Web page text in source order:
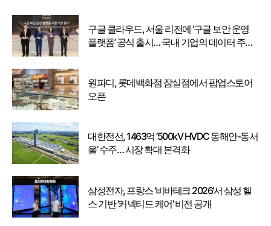
구글 클라우드, 서울 리전에 ‘구글 보안 운영
플랫폼’ 공식 출시… 국내 기업의 데이터 주권
원파디, 롯데백화점 잠실점에서 팝업스토어
오픈
대한전선, 1463억 ‘500kV HVDC 동해안-동서
울’ 수주… 시장 확대 본격화
삼성전자, 프랑스 '비바테크 2026'서 삼성 헬
스 기반 '커넥티드 케어' 비전 공개